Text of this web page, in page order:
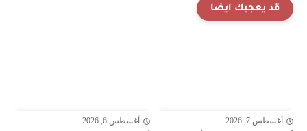
قد يعجبك ايضا
أغسطس 7, 2026 أغسطس 6, 2026